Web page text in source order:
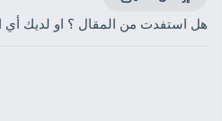
هل استفدت من المقال ؟ او لديك أي